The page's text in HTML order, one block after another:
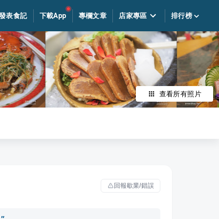
表食記 下載App 專欄文章 店家專區 排行榜
查看所有照片
回報歇業/錯誤